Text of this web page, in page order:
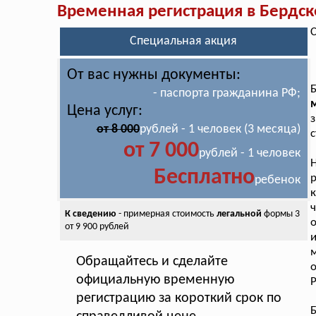
Временная регистрация в
Специальная акция
От вас нужны документы:
- паспорта гражданина РФ;
Цена услуг:
от 8 000рублей - 1 человек (3 месяца)
от 7 000рублей - 1 человек
Бесплатноребенок
К сведению - примерная стоимость легальной формы 3
от 9 900 рублей
Обращайтесь и сделайте
официальную временную
регистрацию за короткий срок по